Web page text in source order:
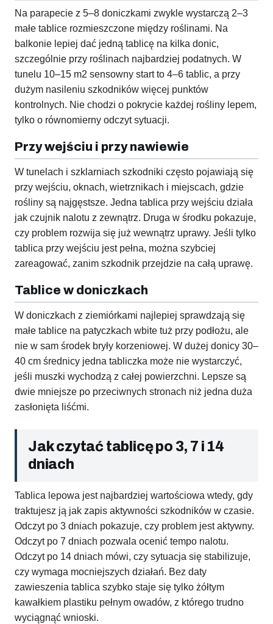
Na parapecie z 5–8 doniczkami zwykle wystarczą 2–3
małe tablice rozmieszczone między roślinami. Na
balkonie lepiej dać jedną tablicę na kilka donic,
szczególnie przy roślinach najbardziej podatnych. W
tunelu 10–15 m2 sensowny start to 4–6 tablic, a przy
dużym nasileniu szkodników więcej punktów
kontrolnych. Nie chodzi o pokrycie każdej rośliny lepem,
tylko o równomierny odczyt sytuacji.
Przy wejściu i przy nawiewie
W tunelach i szklarniach szkodniki często pojawiają się
przy wejściu, oknach, wietrznikach i miejscach, gdzie
rośliny są najgęstsze. Jedna tablica przy wejściu działa
jak czujnik nalotu z zewnątrz. Druga w środku pokazuje,
czy problem rozwija się już wewnątrz uprawy. Jeśli tylko
tablica przy wejściu jest pełna, można szybciej
zareagować, zanim szkodnik przejdzie na całą uprawę.
Tablice w doniczkach
W doniczkach z ziemiórkami najlepiej sprawdzają się
małe tablice na patyczkach wbite tuż przy podłożu, ale
nie w sam środek bryły korzeniowej. W dużej donicy 30–
40 cm średnicy jedna tabliczka może nie wystarczyć,
jeśli muszki wychodzą z całej powierzchni. Lepsze są
dwie mniejsze po przeciwnych stronach niż jedna duża
zasłonięta liśćmi.
Jak czytać tablicę po 3, 7 i 14
dniach
Tablica lepowa jest najbardziej wartościowa wtedy, gdy
traktujesz ją jak zapis aktywności szkodników w czasie.
Odczyt po 3 dniach pokazuje, czy problem jest aktywny.
Odczyt po 7 dniach pozwala ocenić tempo nalotu.
Odczyt po 14 dniach mówi, czy sytuacja się stabilizuje,
czy wymaga mocniejszych działań. Bez daty
zawieszenia tablica szybko staje się tylko żółtym
kawałkiem plastiku pełnym owadów, z którego trudno
wyciągnąć wnioski.